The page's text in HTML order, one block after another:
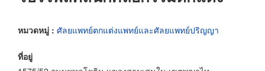
หมวดหมู่ : ศัลยแพทย์ตกแต่งแพทย์และศัลยแพทย์ปริญญา
ที่อยู่